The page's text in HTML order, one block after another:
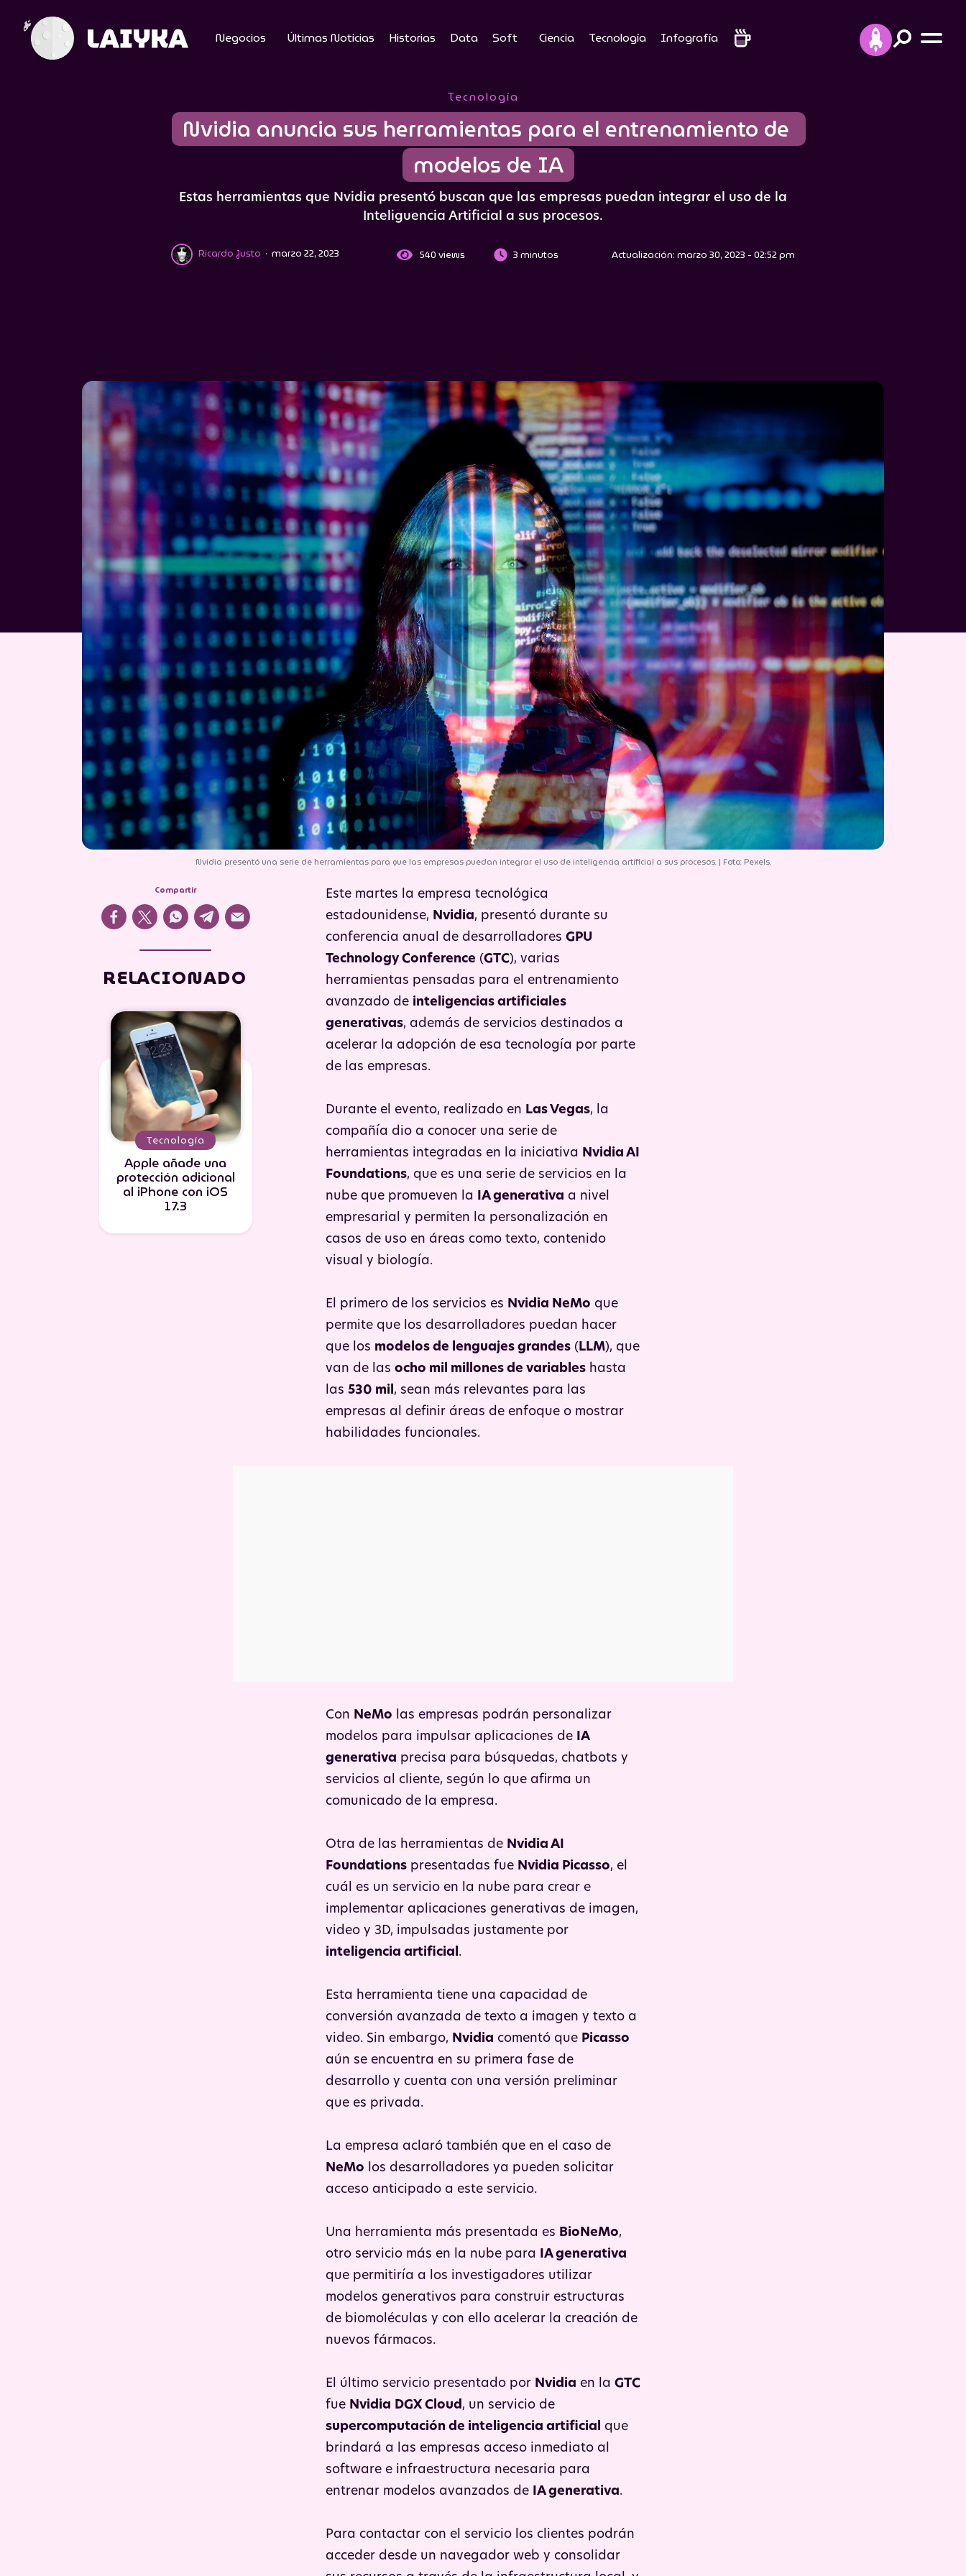
Negocios Últimas Noticias Historias Data Soft Ciencia Tecnología Infografía
Tecnología
Nvidia anuncia sus herramientas para el entrenamiento de
modelos de IA
Estas herramientas que Nvidia presentó buscan que las empresas puedan integrar el uso de la
Inteliguencia Artificial a sus procesos.
Ricardo Justo · marzo 22, 2023 540views 3 minutos Actualización: marzo 30, 2023 - 02:52 pm
Nvidia presentó una serie de herramientas para que las empresas puedan integrar el uso de inteligencia artificial a sus procesos. | Foto: Pexels.
Compartir
RELACIONADO
Tecnología
Apple añade una
protección adicional
al iPhone con iOS
17.3
Este martes la empresa tecnológica
estadounidense, Nvidia, presentó durante su
conferencia anual de desarrolladores GPU
Technology Conference (GTC), varias
herramientas pensadas para el entrenamiento
avanzado de inteligencias artificiales
generativas, además de servicios destinados a
acelerar la adopción de esa tecnología por parte
de las empresas.
Durante el evento, realizado en Las Vegas, la
compañía dio a conocer una serie de
herramientas integradas en la iniciativa
Nvidia AI
Foundations, que es una serie de servicios en la
nube que promueven la
IA generativa a nivel
empresarial y permiten la personalización en
casos de uso en áreas como texto, contenido
visual y biología.
El primero de los servicios es Nvidia NeMo que
permite que los desarrolladores puedan hacer
que los modelos de lenguajes grandes( LLM), que
van de las ocho mil millones de variableshasta
las 530 mil , sean más relevantes para las
empresas al definir áreas de enfoque o mostrar
habilidades funcionales.
Con NeMo las empresas podrán personalizar
modelos para impulsar aplicaciones de
IA
generativa precisa para búsquedas, chatbots y
servicios al cliente, según lo que afirma un
comunicado de la empresa.
Otra de las herramientas de Nvidia AI
Foundationspresentadas fue Nvidia Picasso, el
cuál es un servicio en la nube para crear e
implementar aplicaciones generativas de imagen,
video y 3D, impulsadas justamente por
inteligencia artificial .
Esta herramienta tiene una capacidad de
conversión avanzada de texto a imagen y texto a
video. Sin embargo, Nvidia comentó que Picasso
aún se encuentra en su primera fase de
desarrollo y cuenta con una versión preliminar
que es privada.
La empresa aclaró también que en el caso de
NeMo los desarrolladores ya pueden solicitar
acceso anticipado a este servicio.
Una herramienta más presentada es BioNeMo,
otro servicio más en la nube para
IA generativa
que permitiría a los investigadores utilizar
modelos generativos para construir estructuras
de biomoléculas y con ello acelerar la creación de
nuevos fármacos.
El último servicio presentado por Nvidia en la GTC
fue Nvidia DGX Cloud , un servicio de
supercomputación de inteligencia artificial
que
brindará a las empresas acceso inmediato al
software e infraestructura necesaria para
entrenar modelos avanzados de
IA generativa.
Para contactar con el servicio los clientes podrán
acceder desde un navegador web y consolidar